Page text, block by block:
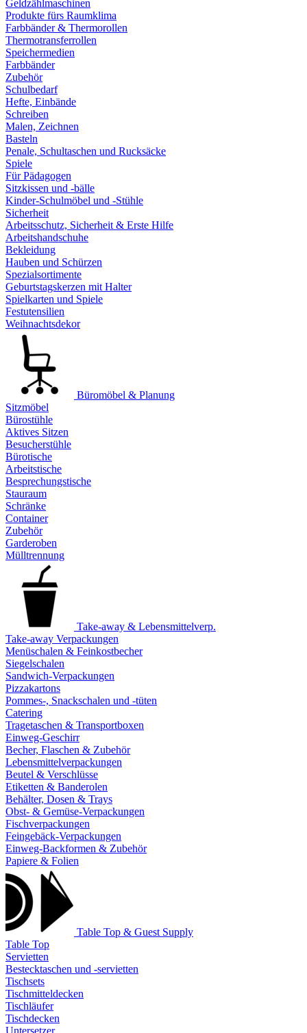
Geldzählmaschinen
Produkte fürs Raumklima
Farbbänder & Thermorollen
Thermotransferrollen
Speichermedien
Farbbänder
Zubehör
Schulbedarf
Hefte, Einbände
Schreiben
Malen, Zeichnen
Basteln
Penale, Schultaschen und Rucksäcke
Spiele
Für Pädagogen
Sitzkissen und -bälle
Kinder-Schulmöbel und -Stühle
Sicherheit
Arbeitsschutz, Sicherheit & Erste Hilfe
Arbeitshandschuhe
Bekleidung
Hauben und Schürzen
Spezialsortimente
Geburtstagskerzen mit Halter
Spielkarten und Spiele
Festutensilien
Weihnachtsdekor
Büromöbel & Planung
Sitzmöbel
Bürostühle
Aktives Sitzen
Besucherstühle
Bürotische
Arbeitstische
Besprechungstische
Stauraum
Schränke
Container
Zubehör
Garderoben
Mülltrennung
Take-away & Lebensmittelverp.
Take-away Verpackungen
Menüschalen & Feinkostbecher
Siegelschalen
Sandwich-Verpackungen
Pizzakartons
Pommes-, Snackschalen und -tüten
Catering
Tragetaschen & Transportboxen
Einweg-Geschirr
Becher, Flaschen & Zubehör
Lebensmittelverpackungen
Beutel & Verschlüsse
Etiketten & Banderolen
Behälter, Dosen & Trays
Obst- & Gemüse-Verpackungen
Fischverpackungen
Feingebäck-Verpackungen
Einweg-Backformen & Zubehör
Papiere & Folien
Table Top & Guest Supply
Table Top
Servietten
Bestecktaschen und -servietten
Tischsets
Tischmitteldecken
Tischläufer
Tischdecken